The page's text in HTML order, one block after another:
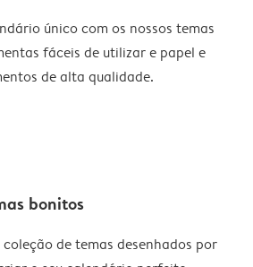
único com os nossos temas
fáceis de utilizar e papel e
de alta qualidade.
bonitos
de temas desenhados por